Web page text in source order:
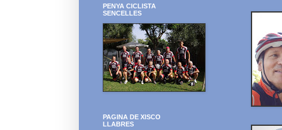
PENYA CICLISTA
SENCELLES
PAGINA DE XISCO
LLABRES